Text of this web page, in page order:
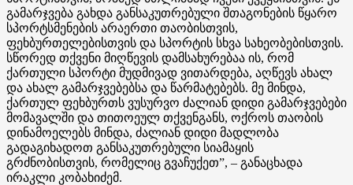
გამარჯვება გახდა განსაკუთრებული შთაგონების წყარო
სპორტსმენების არაერთი თაობისთვის,
ფეხბურთელებისთვის და სპორტის სხვა სახეობებისთვის.
სწორედ თქვენი მიღწევის დამსახურებაა ის, რომ
ქართული სპორტი მუდმივად ვითარდება, აღწევს ახალ
და ახალ გამარჯვებებსა და წარმატებებს. მე მინდა,
ქართულ ფეხბურთს ვუსურვო ძალიან დიდი გამარჯვებები
მომავალში და თითოეულ თქვენგანს, ოქროს თაობის
დინამოელებს მინდა, ძალიან დიდი მადლობა
გადაგიხადოთ განსაკუთრებული სიამაყის
გრძნობისთვის, რომელიც გვაჩუქეთ”, – განაცხადა
ირაკლი კობახიძემ.